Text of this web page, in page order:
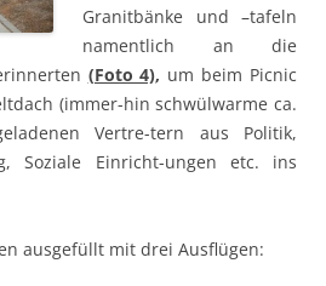
Granitbänke und –tafeln
namentlich an die
(Foto 4), um beim Picnic
(immer-hin schwülwarme ca.
Vertre-tern aus Politik,
Soziale Einricht-ungen etc. ins
ausgefüllt mit drei Ausflügen: